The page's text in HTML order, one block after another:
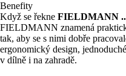
Benefity
Když se řekne FIELDMANN
FIELDMANN znamená
tak, aby se s nimi dobře
ergonomický design,
v dílně i na zahradě.